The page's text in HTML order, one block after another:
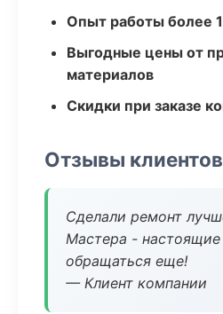
Опыт работы более
Выгодные цены от
материалов
Скидки при заказе
Отзывы клиентов
Сделали ремонт
Мастера -
обращаться еще!
— Клиент компании